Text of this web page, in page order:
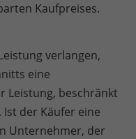
Kaufpreises.
verlangen,
eine
Leistung, beschränkt
der Käufer eine
Unternehmer, der